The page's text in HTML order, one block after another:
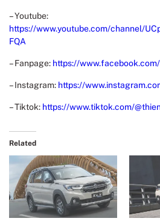
– Youtube:
https://www.youtube.com/channel/
FQA
– Fanpage: https://
– Instagram: https://
– Tiktok: https://www.tiktok.com/
Related